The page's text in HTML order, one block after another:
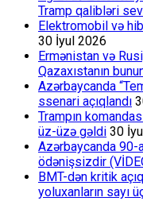
Tramp qalibləri
Elektromobil və
30 İyul 2026
Ermənistan və
Qazaxıstanın
Azərbaycanda
ssenari açıqlandı
Trampın
üz-üzə gəldi 30
Azərbaycanda 90-
ödənişsizdir
BMT-dən kritik
yoluxanların sayı